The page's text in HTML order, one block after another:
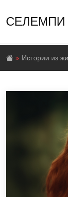
СЕЛЕМПИ
Истории из